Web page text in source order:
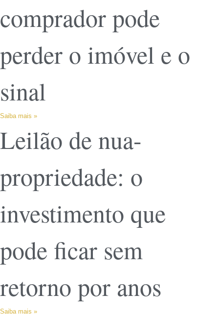
comprador pode
perder o imóvel e o
sinal
Saiba mais »
Leilão de nua-
propriedade: o
investimento que
pode ficar sem
retorno por anos
Saiba mais »